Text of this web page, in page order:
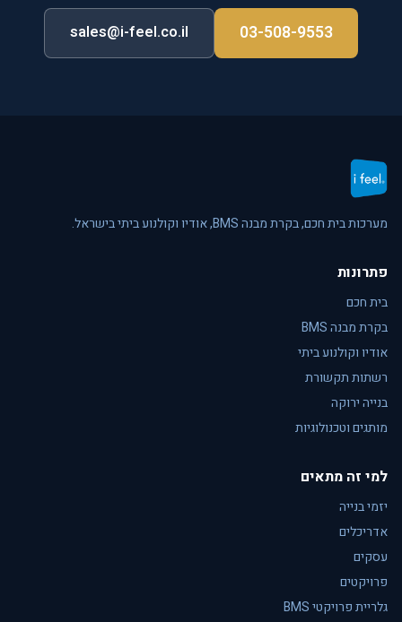
03-508-9553
sales@i-feel.co.il
מערכות בית חכם, בקרת מבנה BMS, אודיו וקולנוע ביתי בישראל.
פתרונות
בית חכם
בקרת מבנה BMS
אודיו וקולנוע ביתי
רשתות תקשורת
בנייה ירוקה
מותגים וטכנולוגיות
למי זה מתאים
יזמי בנייה
אדריכלים
עסקים
פרויקטים
גלריית פרויקטי BMS